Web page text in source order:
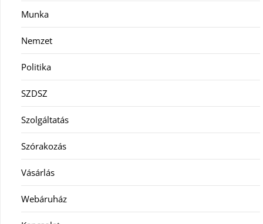
Munka
Nemzet
Politika
SZDSZ
Szolgáltatás
Szórakozás
Vásárlás
Webáruház